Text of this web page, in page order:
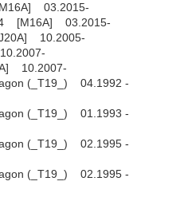
03.2015-
[M16A] 03.2015-
10.2005-
10.2007-
(_T19_) 04.1992 -
(_T19_) 01.1993 -
(_T19_) 02.1995 -
(_T19_) 02.1995 -